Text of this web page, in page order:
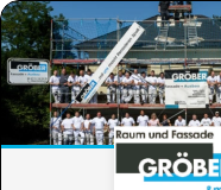
Perfekte Dämmung für Sie